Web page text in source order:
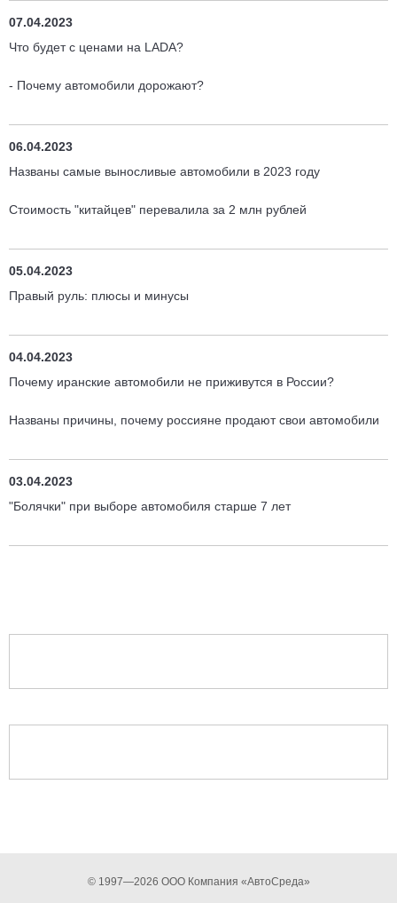
07.04.2023
Что будет с ценами на LADA?
- Почему автомобили дорожают?
06.04.2023
Названы самые выносливые автомобили в 2023 году
Стоимость "китайцев" перевалила за 2 млн рублей
05.04.2023
Правый руль: плюсы и минусы
04.04.2023
Почему иранские автомобили не приживутся в России?
Названы причины, почему россияне продают свои автомобили
03.04.2023
"Болячки" при выборе автомобиля старше 7 лет
© 1997—2026 ООО Компания «АвтоСреда»